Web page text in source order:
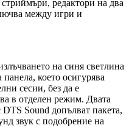
редактори на два
между игри и
на синя светлина
което осигурява
сесии, без да е
в отделен режим. Двата
Sound допълват пакета,
звук с подобрение на